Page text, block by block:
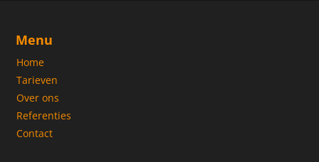
Menu
Home
Tarieven
Over ons
Referenties
Contact